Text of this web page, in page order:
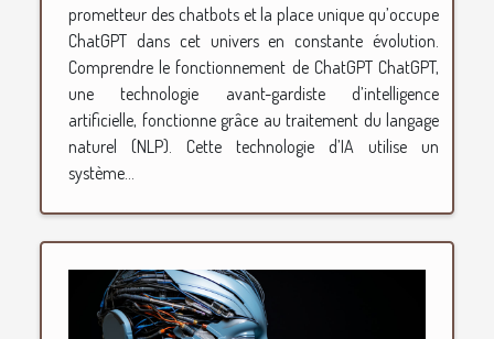
prometteur des chatbots et la place unique qu’occupe
ChatGPT dans cet univers en constante évolution.
Comprendre le fonctionnement de ChatGPT ChatGPT,
une technologie avant-gardiste d’intelligence
artificielle, fonctionne grâce au traitement du langage
naturel (NLP). Cette technologie d’IA utilise un
système...